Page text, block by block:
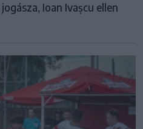
Ioan Ivașcu ellen